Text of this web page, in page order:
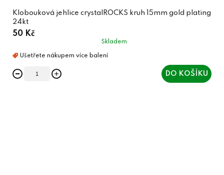
Klobouková jehlice crystalROCKS kruh 15mm gold plating
24kt
50 Kč
Skladem
DO KOŠÍKU